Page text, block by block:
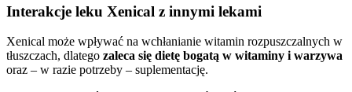
Interakcje leku Xenical z innymi lekami
Xenical może wpływać na wchłanianie witamin rozpuszczalnych w
tłuszczach, dlatego zaleca się dietę bogatą w witaminy i warzywa
oraz – w razie potrzeby – suplementację.